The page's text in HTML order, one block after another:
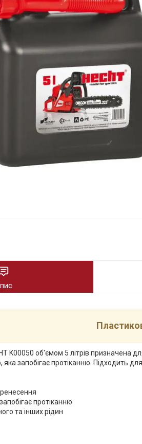
K00050 об'ємом 5 літрів призначена
запобігає протіканню. Підходить
протіканню
та інших рідин